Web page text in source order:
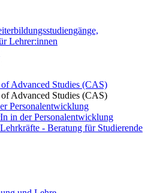
Lehrer:innen
Advanced Studies (CAS)
Advanced Studies (CAS)
Personalentwicklung
in der Personalentwicklung
- Beratung für Studierende